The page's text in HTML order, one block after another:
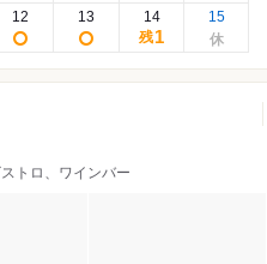
12 13
14
残1
15
トロ、ワインバー